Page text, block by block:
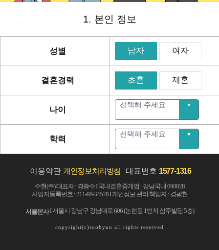
1. 본인 정보
성별 남자 여자
결혼경력 초혼 재혼
나이
선택해 주세요
학력
선택해 주세요
이용약관 개인정보처리방침 대표번호 1577-1316
수현(주) 대표자 : 경증수 I 국내결혼중개업 : 강남국내 090028
사업자등록번호 : 211-88-34578 I 개인정보 관리 책임자 : 경광현
서울본사I 서울시 강남구 강남대로 606 (논현동 1번지 삼주빌딩 5층)
copyright(c)soohyun all rights reserved